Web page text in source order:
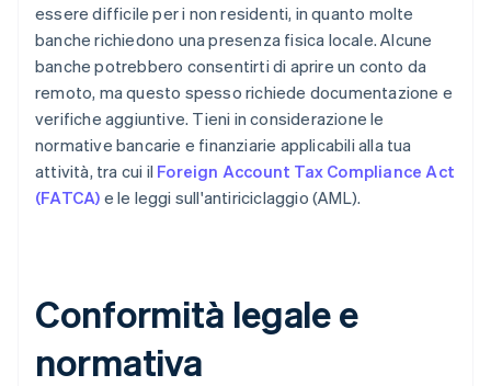
essere difficile per i non residenti, in quanto molte
banche richiedono una presenza fisica locale. Alcune
banche potrebbero consentirti di aprire un conto da
remoto, ma questo spesso richiede documentazione e
verifiche aggiuntive. Tieni in considerazione le
normative bancarie e finanziarie applicabili alla tua
attività, tra cui il Foreign Account Tax Compliance Act
(FATCA) e le leggi sull'antiriciclaggio (AML).
Conformità legale e
normativa